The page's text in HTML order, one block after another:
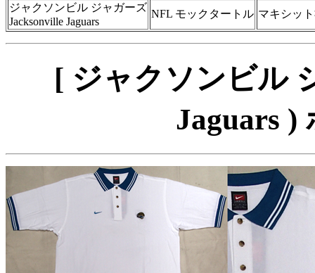
ジャクソンビル ジャガーズ
Jacksonville Jaguars
NFL モックタートル マキシッ
[ ジャクソンビル
Jaguars )